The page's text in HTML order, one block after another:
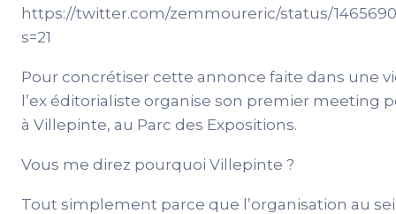
https://twitter.com/zemmoureric/status/
s=21
Pour concrétiser cette annonce faite dans une
l’ex éditorialiste organise son premier meeting
à Villepinte, au Parc des Expositions.
Vous me direz pourquoi Villepinte ?
Tout simplement parce que l’organisation au